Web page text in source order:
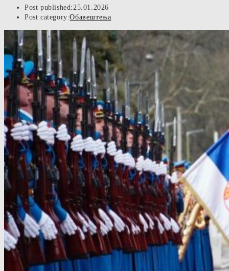
Post published:25.01.2026
Post category:Обавештења